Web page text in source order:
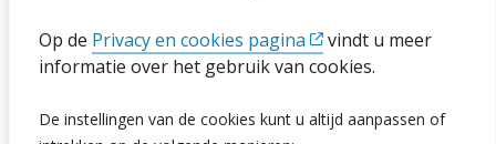
Op de Privacy en cookies pagina
vindt u meer
informatie over het gebruik van cookies.
De instellingen van de cookies kunt u altijd aanpassen of
Ga naar de pagina